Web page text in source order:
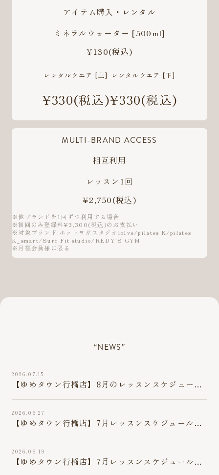
アイテム購入・レンタル
ミネラルウォーター [500ml]
¥130(税込)
レンタルウエア [上]
¥330(税込)
レンタルウエア [下]
¥330(税込)
MULTI-BRAND ACCESS
相互利用
レッスン1回
¥2,750(税込)
※他ブランドを1回ずつ利用する場合
※初回のみ登録料¥3,300(税込)のお支払い
※対象ブランド:ホットヨガスタジオloIve/pilates K/pilates
K_smart/Surf Fit studio/REDY'S GYM
※月額会員様に限る
“NEWS”
2026.07.15
【ゆめタウン行橋店】8月のレッスンスケジュール
2026.06.27
【ゆめタウン行橋店】7月レッスンスケジュール
2026.06.19
【ゆめタウン行橋店】7月レッスンスケジュール